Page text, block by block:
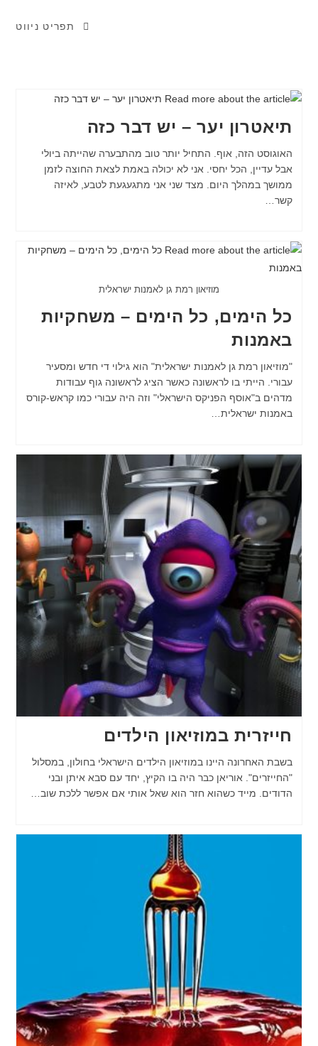
תפריט ניווט
תיאטרון יער – יש דבר כזה
האוגוסט הזה, אוף. התחיל יותר טוב מהתבערה שהייתה ביולי
אבל עדיין, הכל יחסי. אני לא יכולה באמת לצאת החוצה לזמן
ממושך במהלך היום. מצד שני אני מתגעגעת לטבע, לאיזה
קשר…
מוזיאון רמת גן לאמנות ישראלית
כל הימים, כל הימים – משחקיות
באמנות
"מוזיאון רמת גן לאמנות ישראלית" הוא גילוי די חדש ומסעיר
עבורי. הייתי בו לראשונה כאשר הציג לראשונה גוף עבודות
מדהים ב"אוסף הפניקס הישראלי" וזה היה עבורי כמו קראש-קורס
באמנות ישראלית…
חייזרית במוזיאון הילדים
בשבת האחרונה היינו במוזיאון הילדים הישראלי בחולון, במסלול
"החייזרים". אוריאן כבר היה בו הקיץ, יחד עם סבא איתן ובני
הדודים. מייד כשהוא חזר הוא שאל אותי אם אפשר ללכת שוב…